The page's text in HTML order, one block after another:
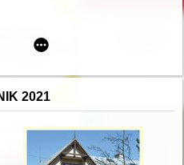
Andrzeja
2021